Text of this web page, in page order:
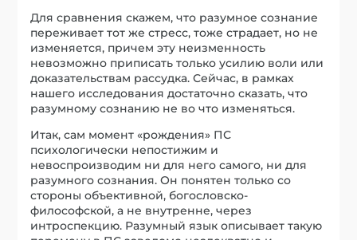
Для сравнения скажем, что разумное сознание
переживает тот же стресс, тоже страдает, но не
изменяется, причем эту неизменность
невозможно приписать только усилию воли или
доказательствам рассудка. Сейчас, в рамках
нашего исследования достаточно сказать, что
разумному сознанию не во что изменяться.
Итак, сам момент «рождения» ПС
психологически непостижим и
невоспроизводим ни для него самого, ни для
разумного сознания. Он понятен только со
стороны объективной, богословско-
философской, а не внутренне, через
интроспекцию. Разумный язык описывает такую